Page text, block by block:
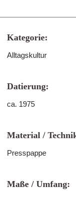
Kategorie:
Alltagskultur
Datierung:
ca. 1975
Material /
Presspappe
Maße / Umfang: